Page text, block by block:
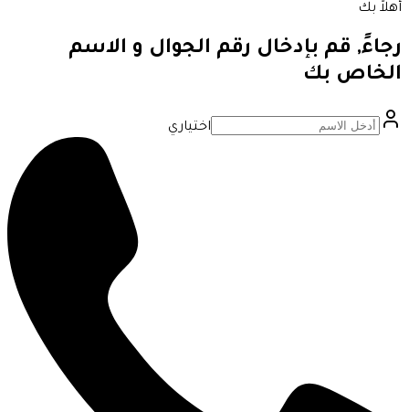
أهلاً بك
رجاءً, قم بإدخال رقم الجوال و الاسم
الخاص بك
اختياري